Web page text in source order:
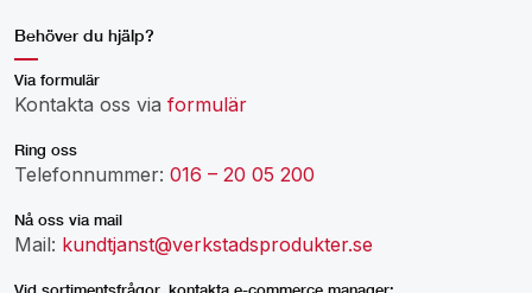
Behöver du hjälp?
Via formulär
Kontakta oss via formulär
Ring oss
Telefonnummer: 016 – 20 05 200
Nå oss via mail
Mail: kundtjanst@verkstadsprodukter.se
Vid sortimentsfrågor, kontakta e-commerce manager: